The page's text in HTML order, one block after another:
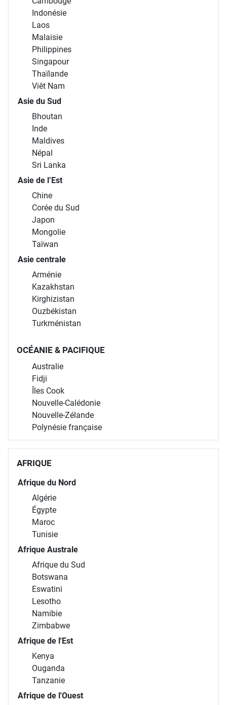
Indonésie
Laos
Malaisie
Philippines
Singapour
Thaïlande
Viêt Nam
Asie du Sud
Bhoutan
Inde
Maldives
Népal
Sri Lanka
Asie de l’Est
Chine
Corée du Sud
Japon
Mongolie
Taïwan
Asie centrale
Arménie
Kazakhstan
Kirghizistan
Ouzbékistan
Turkménistan
OCÉANIE & PACIFIQUE
Australie
Fidji
Îles Cook
Nouvelle-Calédonie
Nouvelle-Zélande
Polynésie française
AFRIQUE
Afrique du Nord
Algérie
Égypte
Maroc
Tunisie
Afrique Australe
Afrique du Sud
Botswana
Eswatini
Lesotho
Namibie
Zimbabwe
Afrique de l'Est
Kenya
Ouganda
Tanzanie
Afrique de l'Ouest